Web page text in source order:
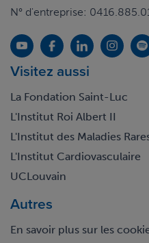
N° d'entreprise:
Visitez aussi
La Fondation Saint-Luc
L'Institut Roi Albert II
L'Institut des Maladies
L'Institut Cardiovasculaire
UCLouvain
Autres
En savoir plus sur les